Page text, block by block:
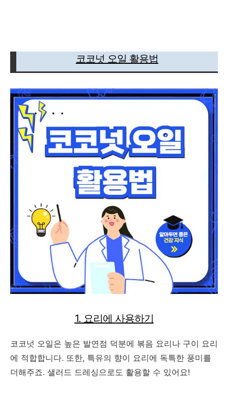
코코넛 오일 활용법
1. 요리에 사용하기
코코넛 오일은 높은 발연점 덕분에 볶음 요리나 구이 요리
에 적합합니다. 또한, 특유의 향이 요리에 독특한 풍미를
더해주죠. 샐러드 드레싱으로도 활용할 수 있어요!